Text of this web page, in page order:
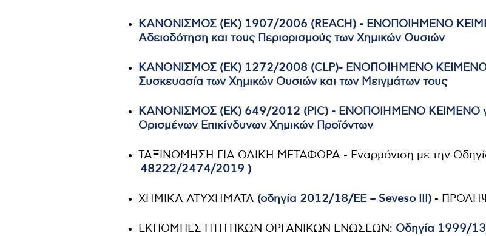
ΚΑΝΟΝΙΣΜΟΣ (ΕΚ) 1907/2006 (REACH) - ΕΝΟΠΟΙΗΜΕΝΟ
Αδειοδότηση και τους Περιορισμούς των Χημικών Ουσιών
ΚΑΝΟΝΙΣΜΟΣ (ΕΚ) 1272/2008 (CLP)- ΕΝΟΠΟΙΗΜΕΝΟ ΚΕΙΜΕΝΟ
Συσκευασία των Χημικών Ουσιών και των Μειγμάτων τους
ΚΑΝΟΝΙΣΜΟΣ (ΕΚ) 649/2012 (PIC) - ΕΝΟΠΟΙΗΜΕΝΟ ΚΕΙΜΕΝΟ
Ορισμένων Επικίνδυνων Χημικών Προϊόντων
ΤΑΞΙΝΟΜΗΣΗ ΓΙΑ ΟΔΙΚΗ ΜΕΤΑΦΟΡΑ - Εναρμόνιση με την
48222/2474/2019 )
ΧΗΜΙΚΑ ΑΤΥΧΗΜΑΤΑ (οδηγία 2012/18/ΕΕ – Seveso III) -
ΕΚΠΟΜΠΕΣ ΠΤΗΤΙΚΩΝ ΟΡΓΑΝΙΚΩΝ ΕΝΩΣΕΩΝ: Οδηγία 1999/